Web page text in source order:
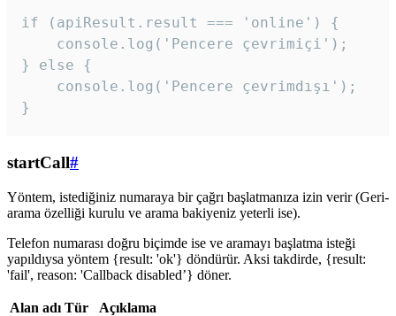
if (apiResult.result === 'online') {
    console.log('Pencere çevrimiçi');
} else {
    console.log('Pencere çevrimdışı');
}
startCall#
Yöntem, istediğiniz numaraya bir çağrı başlatmanıza izin verir (Geri-
arama özelliği kurulu ve arama bakiyeniz yeterli ise).
Telefon numarası doğru biçimde ise ve aramayı başlatma isteği
yapıldıysa yöntem {result: 'ok'} döndürür. Aksi takdirde, {result:
'fail', reason: 'Callback disabled’} döner.
Alan adı Tür
Açıklama